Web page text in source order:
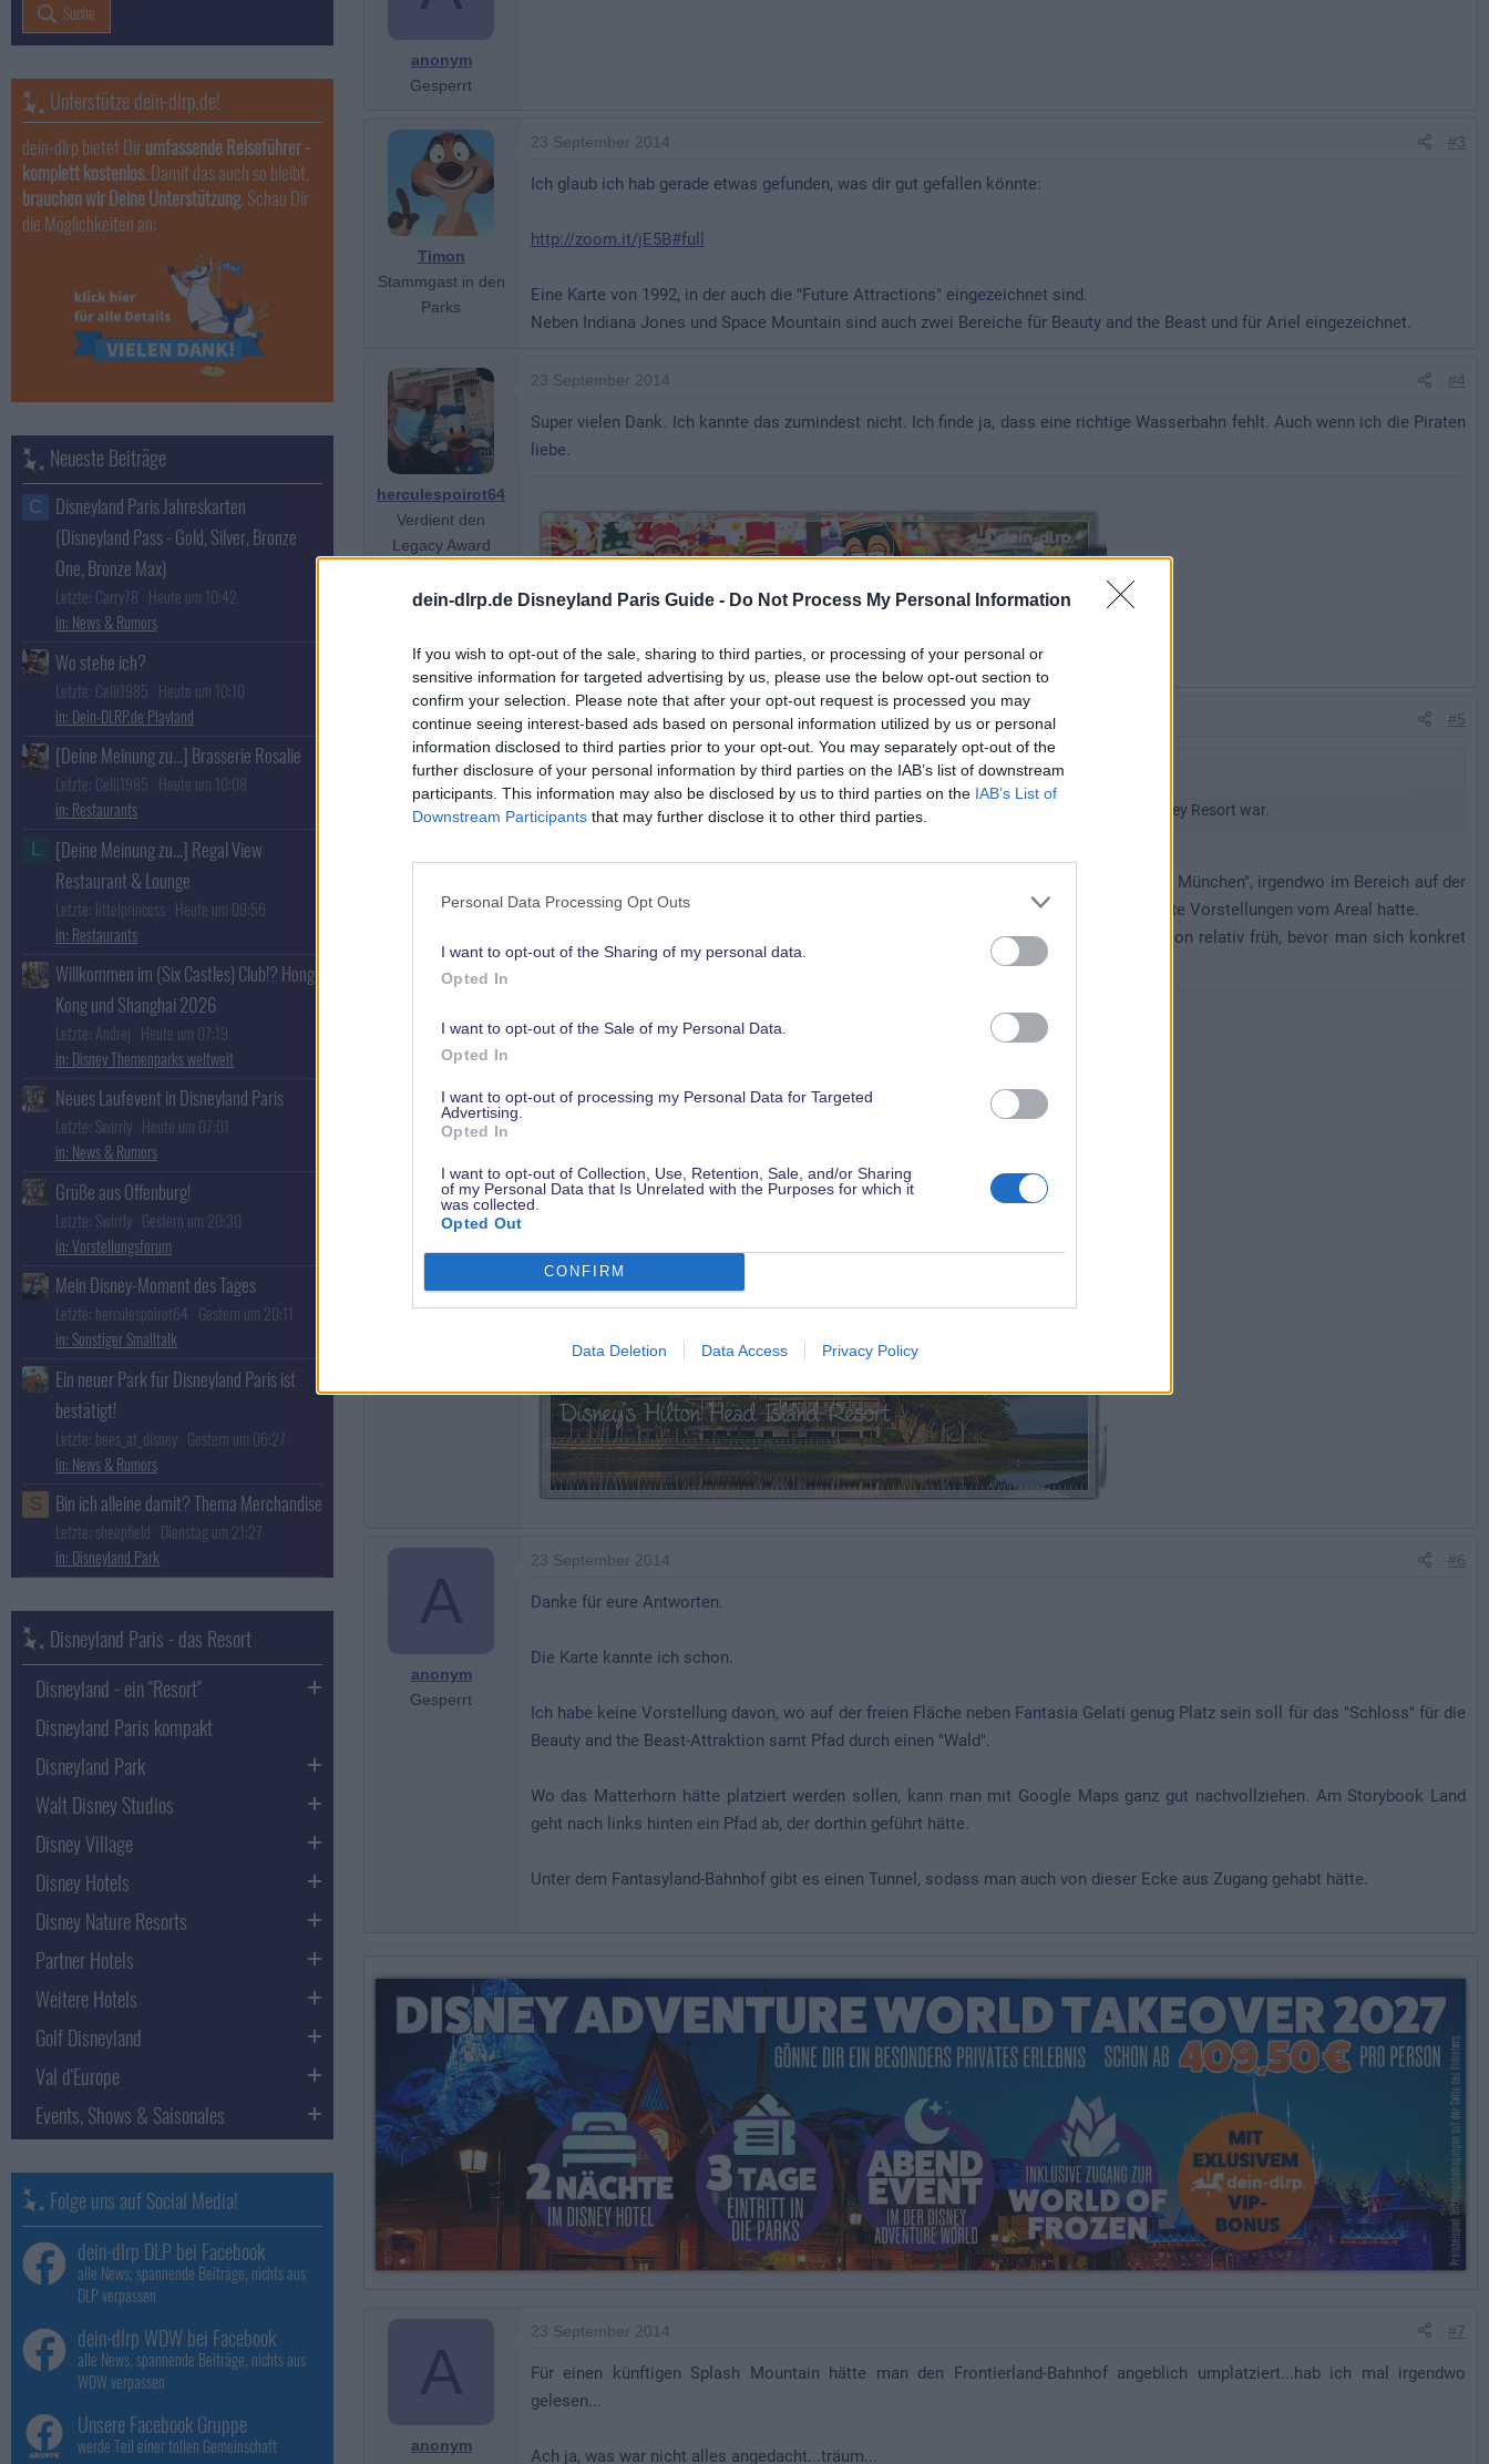
dein-dlrp.de Disneyland Paris Guide - Do Not Process My Personal Information
If you wish to opt-out of the sale, sharing to third parties, or processing of your personal or
sensitive information for targeted advertising by us, please use the below opt-out section to
confirm your selection. Please note that after your opt-out request is processed you may
continue seeing interest-based ads based on personal information utilized by us or personal
information disclosed to third parties prior to your opt-out. You may separately opt-out of the
further disclosure of your personal information by third parties on the IAB’s list of downstream
participants. This information may also be disclosed by us to third parties on the IAB’s List of
Downstream Participants that may further disclose it to other third parties.
Personal Data Processing Opt Outs
I want to opt-out of the Sharing of my personal data.
Opted In
I want to opt-out of the Sale of my Personal Data.
Opted In
I want to opt-out of processing my Personal Data for Targeted
Advertising.
Opted In
I want to opt-out of Collection, Use, Retention, Sale, and/or Sharing
of my Personal Data that Is Unrelated with the Purposes for which it
was collected.
Opted Out
CONFIRM
Data Deletion Data Access Privacy Policy
anonym
Gesperrt
Timon
Stammgast in den
Parks
23 September 2014 #3
Ich glaub ich hab gerade etwas gefunden, was dir gut gefallen könnte:
http://zoom.it/jE5B#full
Eine Karte von 1992, in der auch die "Future Attractions" eingezeichnet sind.
Neben Indiana Jones und Space Mountain sind auch zwei Bereiche für Beauty and the Beast und für Ariel eingezeichnet.
herculespoirot64
Verdient den
Legacy Award
Leckerbissensponso
23 September 2014 #4
Super vielen Dank. Ich kannte das zumindest nicht. Ich finde ja, dass eine richtige Wasserbahn fehlt. Auch wenn ich die Piraten
liebe.
Administrator
23 September 2014 #5
anonym (abgemeldeter User) schrieb:
Dann noch die Frage, welches Gebiet um München in der engeren Auswahl für das Euro Disney Resort war.
Wirklich konkret war das ja nie, soweit ich weiß, war damals nur die Idee "nördlich von München", irgendwo im Bereich auf der
anderen Isar-Seite gegenüber vom heutigen Flughafen, aber ohne dass man schon exakte Vorstellungen vom Areal hatte.
Die Entscheidung gegen Deutschland und für Frankreich oder Spanien fiel dann ja schon relativ früh, bevor man sich konkret
auf ein Areal pro Land festgelegt hatte.
anonym
Gesperrt
23 September 2014 #6
Danke für eure Antworten.
Die Karte kannte ich schon.
Ich habe keine Vorstellung davon, wo auf der freien Fläche neben Fantasia Gelati genug Platz sein soll für das "Schloss" für die
Beauty and the Beast-Attraktion samt Pfad durch einen "Wald".
Wo das Matterhorn hätte platziert werden sollen, kann man mit Google Maps ganz gut nachvollziehen. Am Storybook Land
geht nach links hinten ein Pfad ab, der dorthin geführt hätte.
Unter dem Fantasyland-Bahnhof gibt es einen Tunnel, sodass man auch von dieser Ecke aus Zugang gehabt hätte.
anonym
23 September 2014 #7
Für einen künftigen Splash Mountain hätte man den Frontierland-Bahnhof angeblich umplatziert...hab ich mal irgendwo
gelesen...
Ach ja, was war nicht alles angedacht...träum...
Suche
Unterstütze dein-dlrp.de!
dein-dlrp bietet Dirumfassende Reiseführer -
komplett kostenlos. Damit das auch so bleibt,
brauchen wir Deine Unterstützung. Schau Dir
die Möglichkeiten an:
Neueste Beiträge
C
Disneyland Paris Jahreskarten
(Disneyland Pass - Gold, Silver, Bronze
One, Bronze Max)
Letzte: Carry78 Heute um 10:42
News & Rumors
Wo stehe ich?
Letzte: Celli1985 Heute um 10:10
Dein-DLRP.de Playland
[Deine Meinung zu...] Brasserie Rosalie
Letzte: Celli1985 Heute um 10:08
Restaurants
L
[Deine Meinung zu...] Regal View
Restaurant & Lounge
Letzte: littelprincess Heute um 09:56
Restaurants
Willkommen im (Six Castles) Club!? Hong
Kong und Shanghai 2026
Letzte: Andrej Heute um 07:19
Disney Themenparks weltweit
Neues Laufevent in Disneyland Paris
Letzte: Swirrly Heute um 07:01
News & Rumors
Grüße aus Offenburg!
Letzte: Swirrly Gestern um 20:30
Vorstellungsforum
Mein Disney-Moment des Tages
Letzte: herculespoirot64 Gestern um 20:11
Sonstiger Smalltalk
Ein neuer Park für Disneyland Paris ist
bestätigt!
Letzte: bees_at_disney Gestern um 06:27
News & Rumors
S Bin ich alleine damit? Thema Merchandise
Letzte: sheepfield Dienstag um 21:27
Disneyland Park
Disneyland Paris - das Resort
Disneyland - ein "Resort"
Disneyland Paris kompakt
Disneyland Park
Walt Disney Studios
Disney Village
Disney Hotels
Disney Nature Resorts
Partner Hotels
Weitere Hotels
Golf Disneyland
Val d'Europe
Events, Shows & Saisonales
Folge uns auf Social Media!
dein-dlrp DLP bei Facebook
alle News, spannende Beiträge, nichts aus
DLP verpassen
dein-dlrp WDW bei Facebook
alle News, spannende Beiträge, nichts aus
WDW verpassen
Unsere Facebook Gruppe
werde Teil einer tollen Gemeinschaft